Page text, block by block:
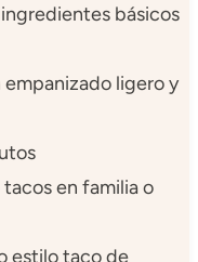
básicos
empanizado ligero y
en familia o
estilo taco de